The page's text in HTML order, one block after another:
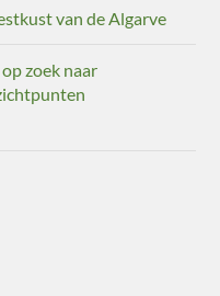
van de Algarve
zoek naar